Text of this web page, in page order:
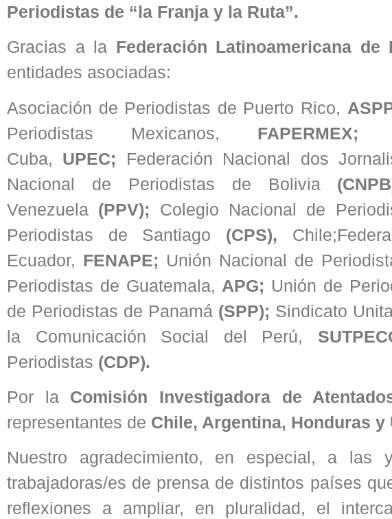
Periodistas de “la Franja y la Ruta”.
Gracias a la Federación Latinoamericana de
entidades asociadas:
Asociación de Periodistas de Puerto Rico,
Periodistas Mexicanos, FAPERMEX;
Cuba, UPEC; Federación Nacional dos
Nacional de Periodistas de Bolivia
Venezuela (PPV); Colegio Nacional de
Periodistas de Santiago (CPS),
Ecuador, FENAPE; Unión Nacional de
Periodistas de Guatemala, APG; Unión de
de Periodistas de Panamá (SPP); Sindicato
la Comunicación Social del Perú,
Periodistas (CDP).
Por laComisión Investigadora de
representantes de Chile, Argentina, Honduras y
Nuestro agradecimiento, en especial, a las
trabajadoras/es de prensa de distintos países
reflexiones a ampliar, en pluralidad, el